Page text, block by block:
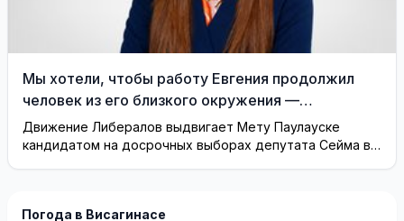
Мы хотели, чтобы работу Евгения продолжил
человек из его близкого окружения —
Висагинское отделение Либерального движения
Движение Либералов выдвигает Мету Паулауске
кандидатом на досрочных выборах депутата Сейма в
Погода в Висагинасе